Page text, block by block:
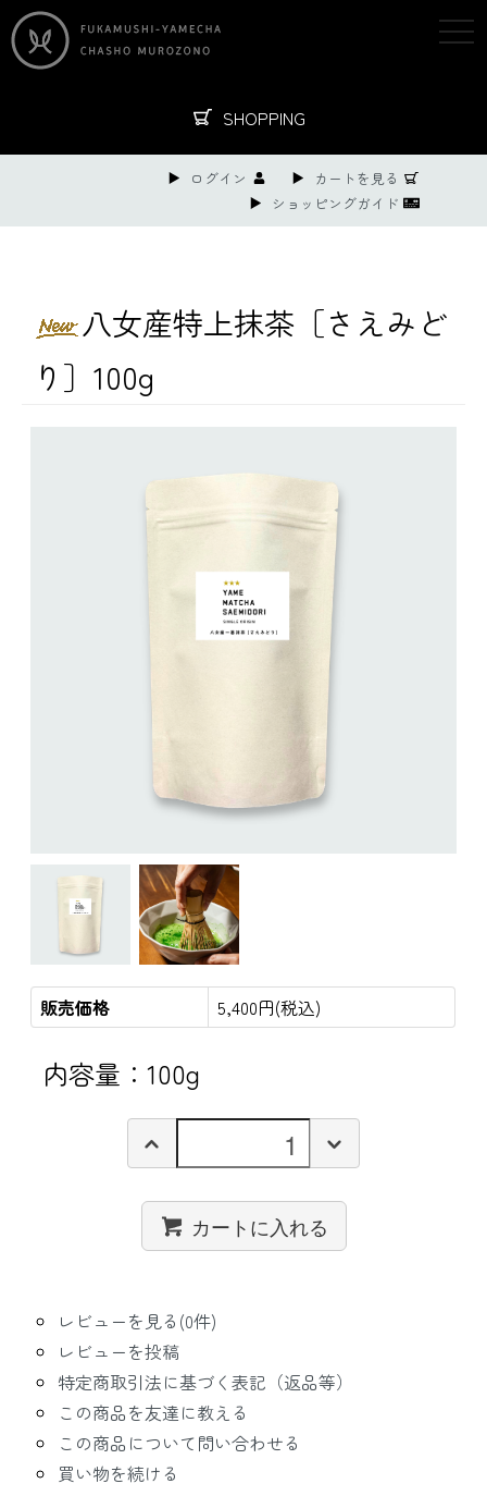
SHOPPING
ログイン
カートを見る
ショッピングガイド
八女産特上抹茶［さえみど
り］100g
販売価格 5,400円(税込)
内容量：100g
カートに入れる
レビューを見る(0件)
レビューを投稿
特定商取引法に基づく表記（返品等）
この商品を友達に教える
この商品について問い合わせる
買い物を続ける